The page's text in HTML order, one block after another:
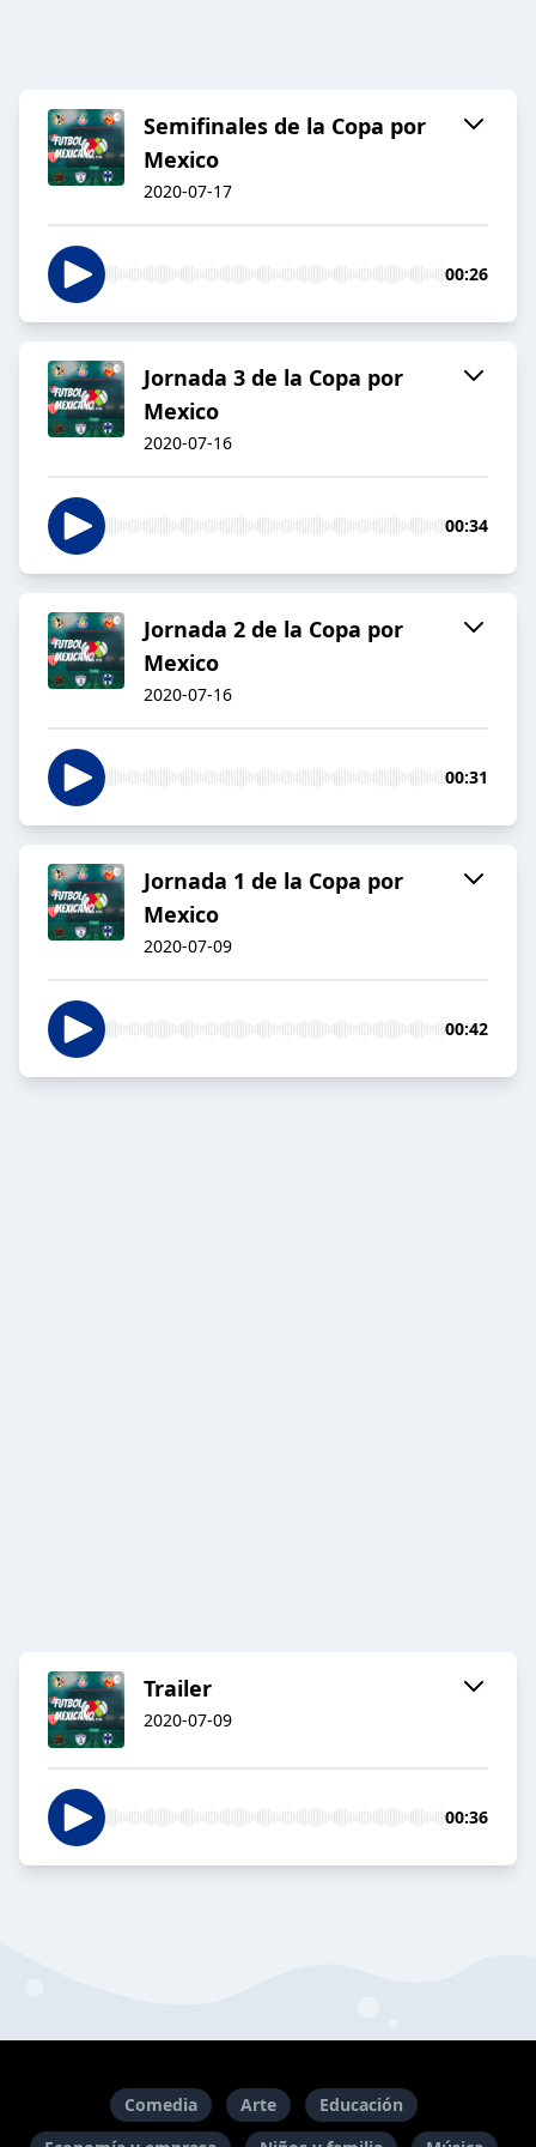
Semifinales de la Copa por
Mexico
2020-07-17
00:26
Jornada 3 de la Copa por
Mexico
2020-07-16
00:34
Jornada 2 de la Copa por
Mexico
2020-07-16
00:31
Jornada 1 de la Copa por
Mexico
2020-07-09
00:42
Trailer
2020-07-09
00:36
Comedia Arte
Educación